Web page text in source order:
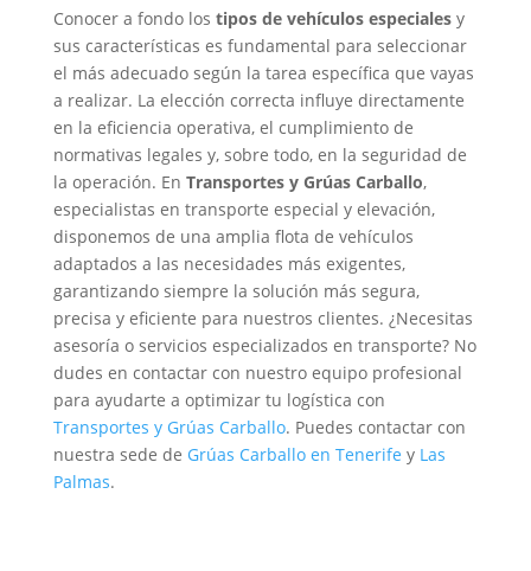
Conocer a fondo los tipos de vehículos especialesy
sus características es fundamental para seleccionar
el más adecuado según la tarea específica que vayas
a realizar. La elección correcta influye directamente
en la eficiencia operativa, el cumplimiento de
normativas legales y, sobre todo, en la seguridad de
la operación. En Transportes y Grúas Carballo,
especialistas en transporte especial y elevación,
disponemos de una amplia flota de vehículos
adaptados a las necesidades más exigentes,
garantizando siempre la solución más segura,
precisa y eficiente para nuestros clientes. ¿Necesitas
asesoría o servicios especializados en transporte? No
dudes en contactar con nuestro equipo profesional
para ayudarte a optimizar tu logística con
Transportes y Grúas Carballo. Puedes contactar con
nuestra sede de Grúas Carballo en Tenerife y Las
Palmas.